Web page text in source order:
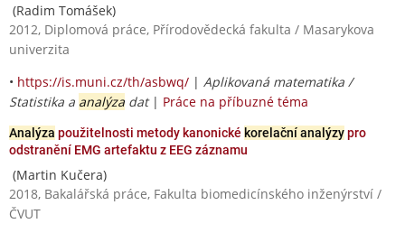
(Radim Tomášek)
2012, Diplomová práce, Přírodovědecká fakulta / Masarykova
univerzita
• https://is.muni.cz/th/asbwq/ | Aplikovaná matematika /
Statistika a analýza dat| Práce na příbuzné téma
Analýza použitelnosti metody kanonické korelační analýzypro
odstranění EMG artefaktu z EEG záznamu
(Martin Kučera)
2018, Bakalářská práce, Fakulta biomedicínského inženýrství /
ČVUT